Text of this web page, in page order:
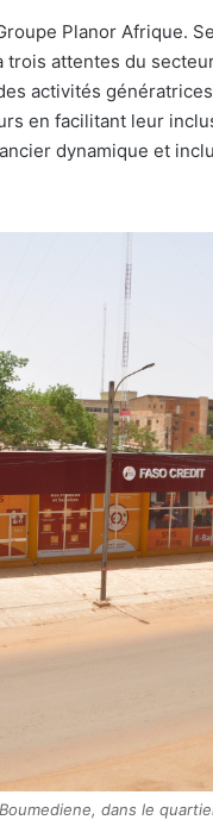
Planor Afrique.
attentes du
activités
en facilitant leur
dynamique et
dans le